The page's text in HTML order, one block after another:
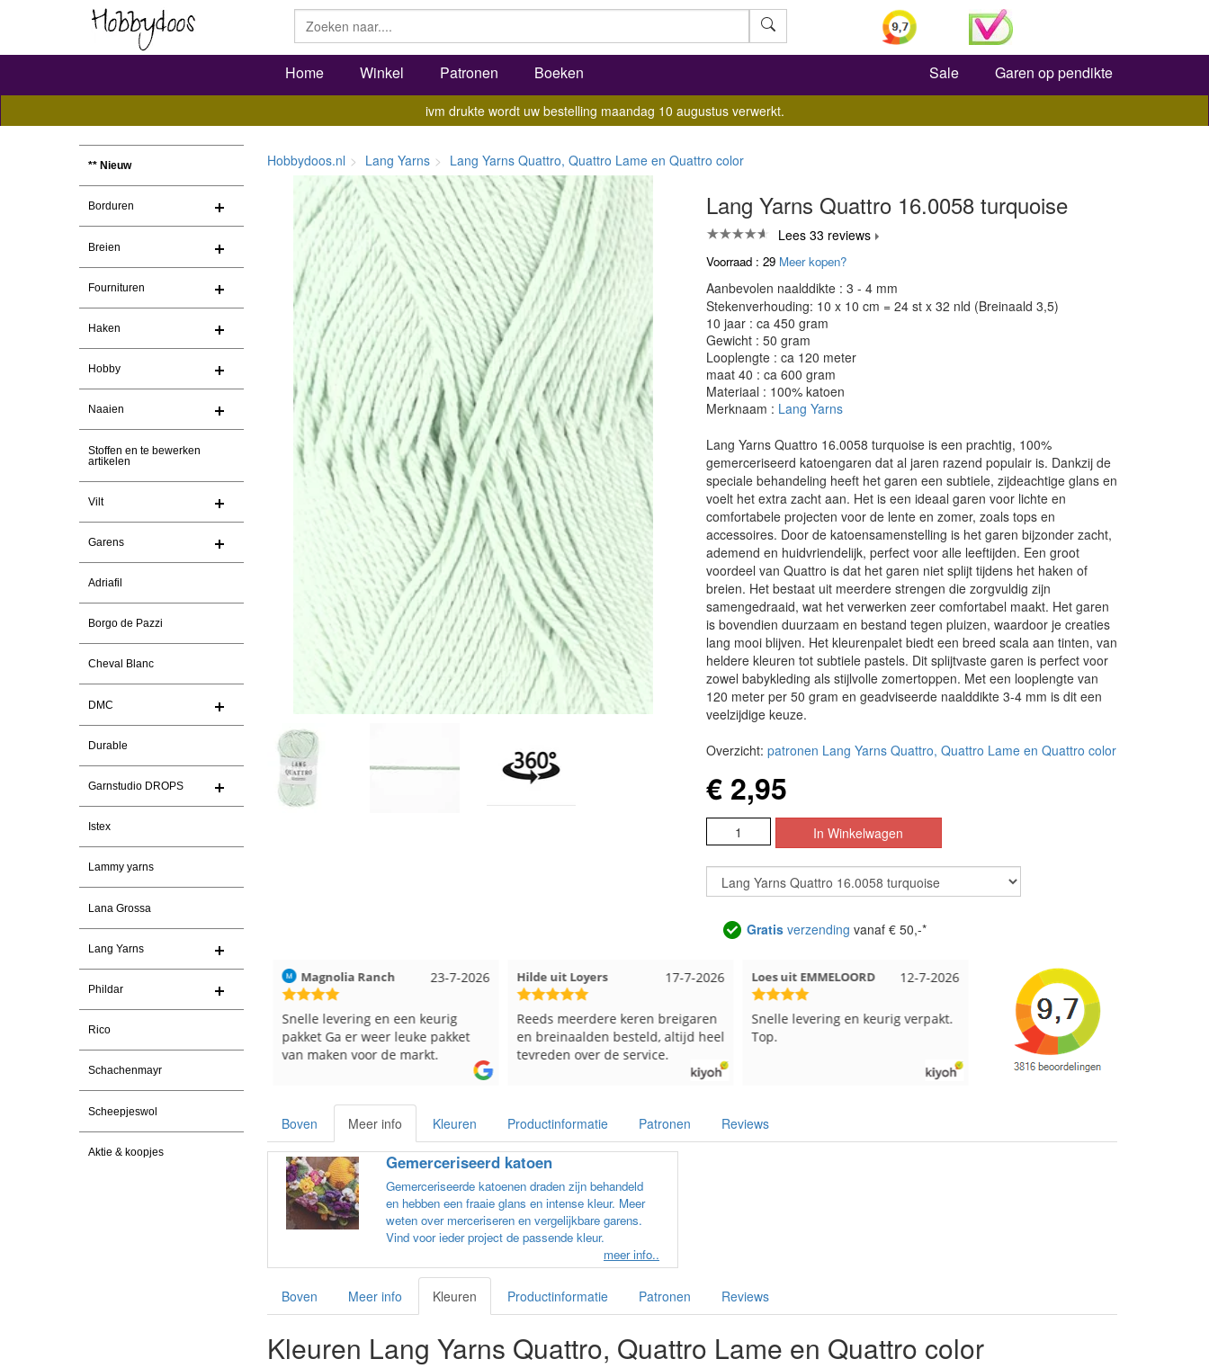
Zoeken
Home Winkel Patronen Boeken Sale Garen op pendikte
ivm drukte wordt uw bestelling maandag 10 augustus verwerkt.
** Nieuw
Borduren
Breien
Fournituren
Haken
Hobby
Naaien
Stoffen en te bewerken
artikelen
Vilt
Garens
Adriafil
Borgo de Pazzi
Cheval Blanc
DMC
Durable
Garnstudio DROPS
Istex
Lammy yarns
Lana Grossa
Lang Yarns
Phildar
Rico
Schachenmayr
Scheepjeswol
Aktie & koopjes
Hobbydoos.nl Lang Yarns Lang Yarns Quattro, Quattro Lame en Quattro color
Lang Yarns Quattro 16.0058 turquoise
Lees 33 reviews
Voorraad : 29 Meer kopen?
Aanbevolen naalddikte : 3 - 4 mm
Stekenverhouding: 10 x 10 cm = 24 st x 32 nld (Breinaald 3,5)
10 jaar : ca 450 gram
Gewicht : 50 gram
Looplengte : ca 120 meter
maat 40 : ca 600 gram
Materiaal : 100% katoen
Merknaam : Lang Yarns
Lang Yarns Quattro 16.0058 turquoise is een prachtig, 100%
gemerceriseerd katoengaren dat al jaren razend populair is. Dankzij de
speciale behandeling heeft het garen een subtiele, zijdeachtige glans en
voelt het extra zacht aan. Het is een ideaal garen voor lichte en
comfortabele projecten voor de lente en zomer, zoals tops en
accessoires. Door de katoensamenstelling is het garen bijzonder zacht,
ademend en huidvriendelijk, perfect voor alle leeftijden. Een groot
voordeel van Quattro is dat het garen niet splijt tijdens het haken of
breien. Het bestaat uit meerdere strengen die zorgvuldig zijn
samengedraaid, wat het verwerken zeer comfortabel maakt. Het garen
is bovendien duurzaam en bestand tegen pluizen, waardoor je creaties
lang mooi blijven. Het kleurenpalet biedt een breed scala aan tinten, van
heldere kleuren tot subtiele pastels. Dit splijtvaste garen is perfect voor
zowel babykleding als stijlvolle zomertoppen. Met een looplengte van
120 meter per 50 gram en geadviseerde naalddikte 3-4 mm is dit een
veelzijdige keuze.
Overzicht: patronen Lang Yarns Quattro, Quattro Lame en Quattro color
€ 2,95
Gratisverzending vanaf € 50,-*
23-7-2026
Magnolia Ranch
Snelle levering en een keurig
pakket Ga er weer leuke pakket
van maken voor de markt.
17-7-2026
Hilde uit Loyers
Reeds meerdere keren breigaren
en breinaalden besteld, altijd heel
tevreden over de service.
12-7-2026
Loes uit EMMELOORD
Snelle levering en keurig verpakt.
Top.
Nell uit Beuningen
Goed verpakt en snelgeleverd
Boven Meer info Kleuren Productinformatie Patronen Reviews
Gemerceriseerd katoen
Gemerceriseerde katoenen draden zijn behandeld
en hebben een fraaie glans en intense kleur. Meer
weten over merceriseren en vergelijkbare garens.
Vind voor ieder project de passende kleur.
meer info..
Boven Meer info Kleuren Productinformatie Patronen Reviews
Kleuren Lang Yarns Quattro, Quattro Lame en Quattro color